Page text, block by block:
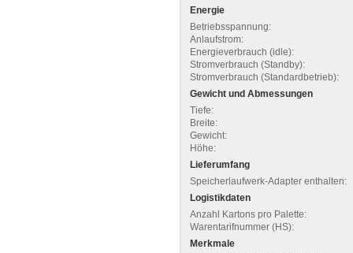
Energie
Betriebsspannung:
Anlaufstrom:
Energieverbrauch (idle):
Stromverbrauch (Standby):
Stromverbrauch (Standardbetrieb):
Gewicht und Abmessungen
Tiefe:
Breite:
Gewicht:
Höhe:
Lieferumfang
Speicherlaufwerk-Adapter enthalten:
Logistikdaten
Anzahl Kartons pro Palette:
Warentarifnummer (HS):
Merkmale